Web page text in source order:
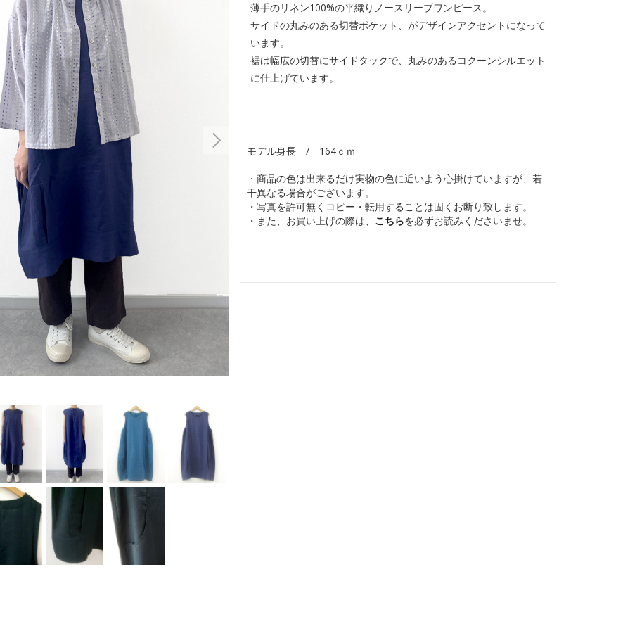
薄手のリネン100%の平織りノースリーブワンピース。
サイドの丸みのある切替ポケット、がデザインアクセントになって
います。
裾は幅広の切替にサイドタックで、丸みのあるコクーンシルエット
に仕上げています。
モデル身長 / 164ｃｍ
・商品の色は出来るだけ実物の色に近いよう心掛けていますが、若
干異なる場合がございます。
・写真を許可無くコピー・転用することは固くお断り致します。
・また、お買い上げの際は、 こちらを必ずお読みくださいませ。